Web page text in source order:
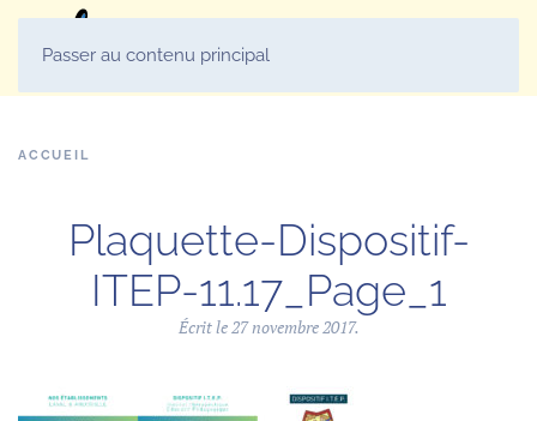
Passer au contenu principal
ACCUEIL
Plaquette-Dispositif-
ITEP-11.17_Page_1
Écrit le27 novembre 2017.